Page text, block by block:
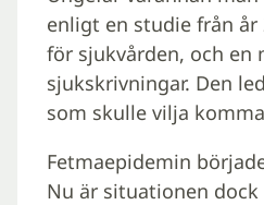
enligt en studie från
för sjukvården, och en
sjukskrivningar. Den
som skulle vilja
Fetmaepidemin
Nu är situationen